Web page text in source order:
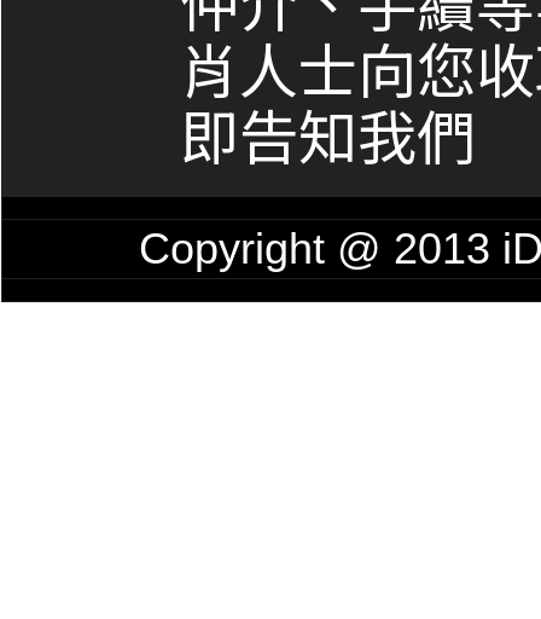
肖人士向您
即告知我們
Copyright @ 2013